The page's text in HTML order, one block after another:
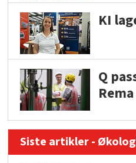
KI
Q
Siste artikler -